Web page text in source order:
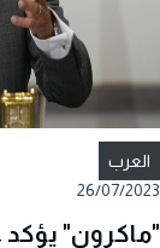
العرب
26/07/2023
"ماكرون"